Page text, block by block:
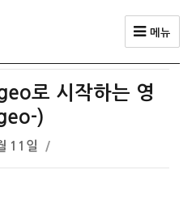
메뉴
로 시작하는 영
)
11일